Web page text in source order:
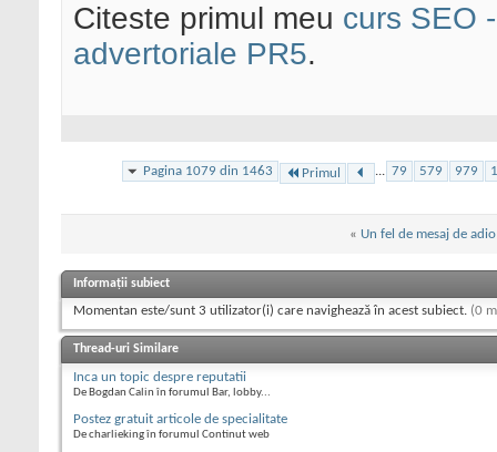
Citeste primul meu curs SEO
advertoriale PR5.
Pagina 1079 din 1463 Primul ... 79 579 979
« Un fel de mesaj de adio
Informații subiect
Momentan este/sunt 3 utilizator(i) care navighează în acest subiect. (0
Thread-uri Similare
Inca un topic despre reputatii
De Bogdan Calin în forumul Bar, lobby...
Postez gratuit articole de specialitate
De charlieking în forumul Continut web